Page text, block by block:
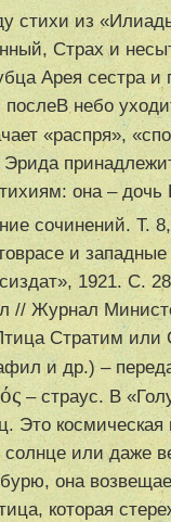
стихи из
Страх и
Арея сестра
небо
«распря»,
Эрида
она –
сочинений. Т.
и
1921. С.
// Журнал
Стратим или
и др.) –
– страус. В
Это
солнце или даже
она
которая